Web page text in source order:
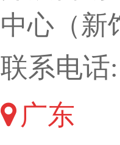
9个专业
疗、国
器人产
中心（新
联系电话:
广东